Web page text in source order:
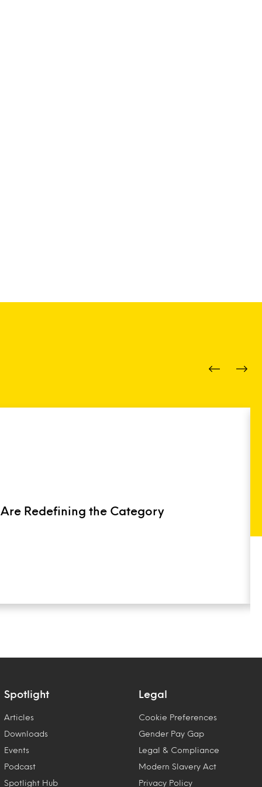
Redefining the Category
Spotlight
Articles
Downloads
Events
Podcast
Spotlight Hub
Legal
Cookie Preferences
Gender Pay Gap
Legal & Compliance
Modern Slavery Act
Privacy Policy